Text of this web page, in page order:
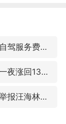
新疆景区自驾服务费改为按车收费
金饰克价一夜涨回1300元
峰哥实名举报汪海林偷税漏税